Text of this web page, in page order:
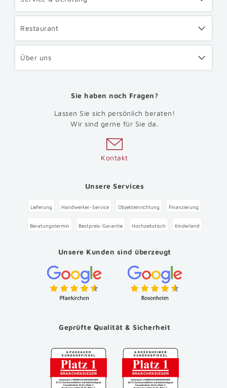
Restaurant
Über uns
Sie haben noch Fragen?
Lassen Sie sich persönlich beraten!
Wir sind gerne für Sie da.
Kontakt
Unsere Services
Lieferung Handwerker-Service Objekteinrichtung Finanzierung
Beratungstermin Bestpreis-Garantie Hochzeitstisch Kinderland
Unsere Kunden sind überzeugt
Geprüfte Qualität & Sicherheit